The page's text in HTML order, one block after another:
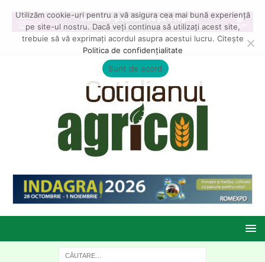
Utilizăm cookie-uri pentru a vă asigura cea mai bună experiență
pe site-ul nostru. Dacă veți continua să utilizați acest site,
trebuie să vă exprimați acordul asupra acestui lucru. Citește
Politica de confidențialitate
Sunt de acord